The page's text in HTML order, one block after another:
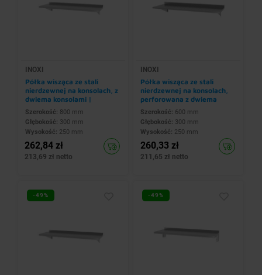
INOXI
Półka wisząca ze stali
nierdzewnej na konsolach, z
dwiema konsolami |
800x300x(h)250 mm
Szerokość: 800 mm
Głębokość: 300 mm
Wysokość: 250 mm
262,84 zł
213,69 zł netto
INOXI
Półka wisząca ze stali
nierdzewnej na konsolach,
perforowana z dwiema
konsolami |
600x300x(h)250 mm
Szerokość: 600 mm
Głębokość: 300 mm
Wysokość: 250 mm
260,33 zł
211,65 zł netto
-49% -49%